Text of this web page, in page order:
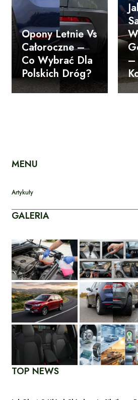
Opony Letnie Vs
Całoroczne –
Co Wybrać Dla
Polskich Dróg?
–
MENU
Artykuły
GALERIA
TOP NEWS